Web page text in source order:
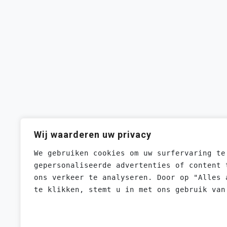
Wij waarderen uw privacy
We gebruiken cookies om uw surfervaring
gepersonaliseerde advertenties of content
ons verkeer te analyseren. Door op "Alles
te klikken, stemt u in met ons gebruik van